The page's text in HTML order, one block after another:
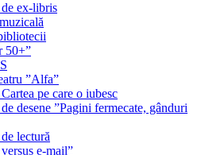
ex-libris
50+”
”Alfa”
pe care o iubesc
desene ”Pagini fermecate, gânduri
lectură
e-mail”